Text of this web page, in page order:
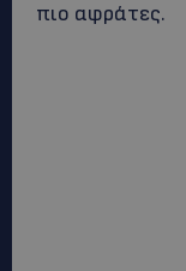
πιο αφράτες.